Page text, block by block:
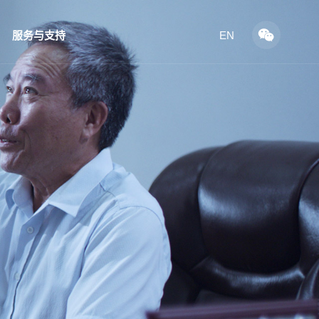
服务与支持 EN